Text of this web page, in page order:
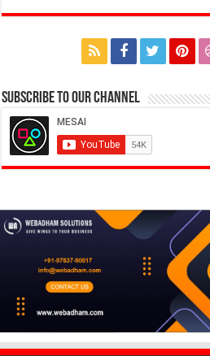
Subscribe to our Channel